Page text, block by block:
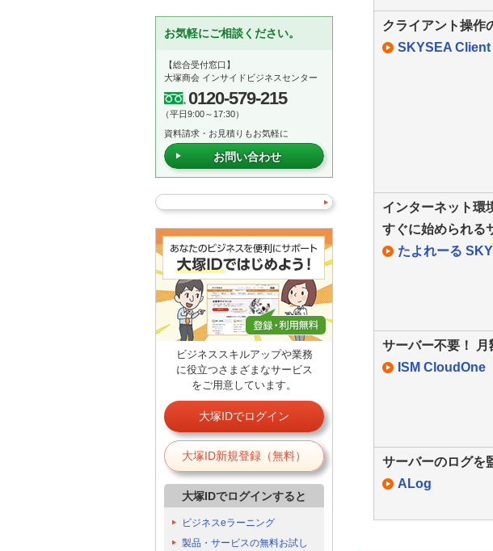
クライアント操作
SKYSEA Client
インターネット環
すぐに始められる
たよれーる
サーバー不要！
ISM CloudOne
サーバーのログを
ALog
お気軽にご相談ください。
【総合受付窓口】
大塚商会 インサイドビジネスセンター
0120-579-215
（平日9:00～17:30）
資料請求・お見積りもお気軽に
お問い合わせ
ビジネススキルアップや業務
に役立つさまざまなサービス
をご用意しています。
大塚IDでログイン
大塚ID新規登録（無料）
大塚IDでログインすると
ビジネスeラーニング
製品・サービスの無料お試し